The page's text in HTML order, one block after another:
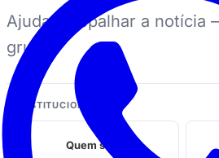
Ajuda a espalhar a notícia
grupo.
INSTITUCIONAL
Quem somos